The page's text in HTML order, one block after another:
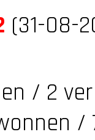
(31-08-
/ 2
/